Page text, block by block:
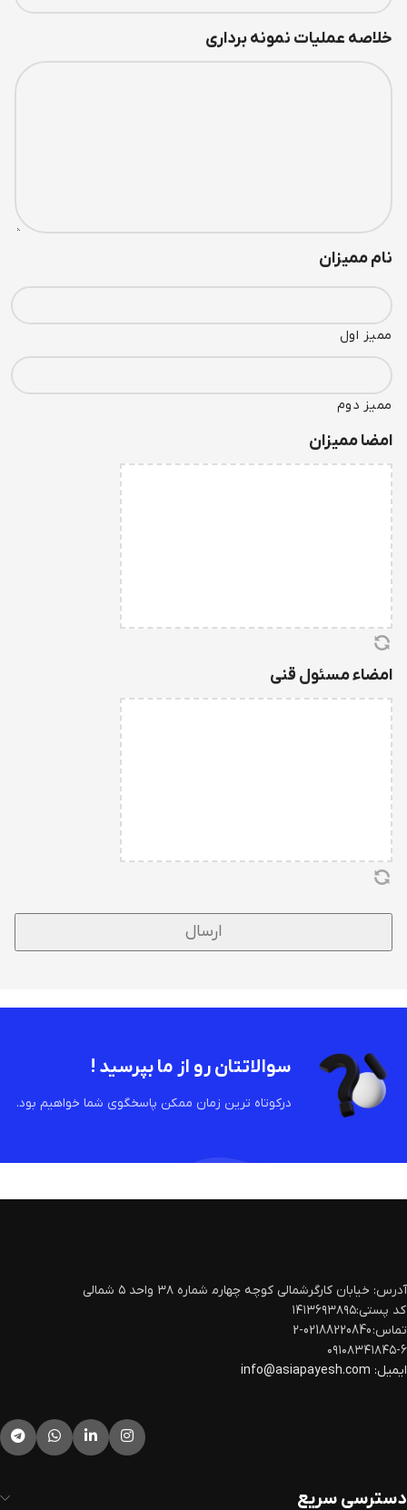
خلاصه عملیات نمونه برداری
نام ممیزان
ممیز اول
ممیز دوم
امضا ممیزان
امضاء مسئول قنی
سوالاتتان رو از ما بپرسید !
درکوتاه ترین زمان ممکن پاسخگوی شما خواهیم بود.
آدرس: خیابان کارگرشمالی کوچه چهارم‍ شماره ۳۸ واحد ۵ شمالی
کد پستی:۱۴۱۳۶۹۳۸۹۵
تماس: 02188220840-2
۰۹۱۰۸۳۴۱۸۴۵-۶
ایمیل:
دسترسی سریع